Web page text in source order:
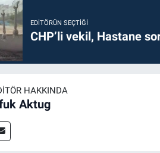
EDITÖRÜN SEÇTIĞI
CHP’li vekil, Hastane
HAKKINDA
Aktug